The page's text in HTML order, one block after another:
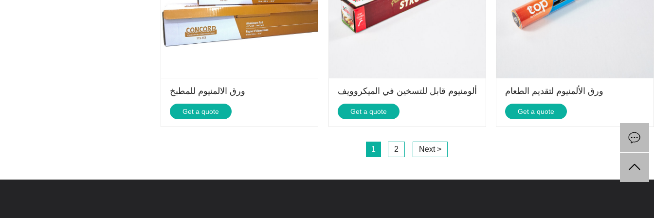
ورق الالمنيوم للمطبخ
Get a quote
ألومنيوم قابل للتسخين في الميكروويف
Get a quote
ورق الألمنيوم لتقديم الطعام
Get a quote
1 2 Next >